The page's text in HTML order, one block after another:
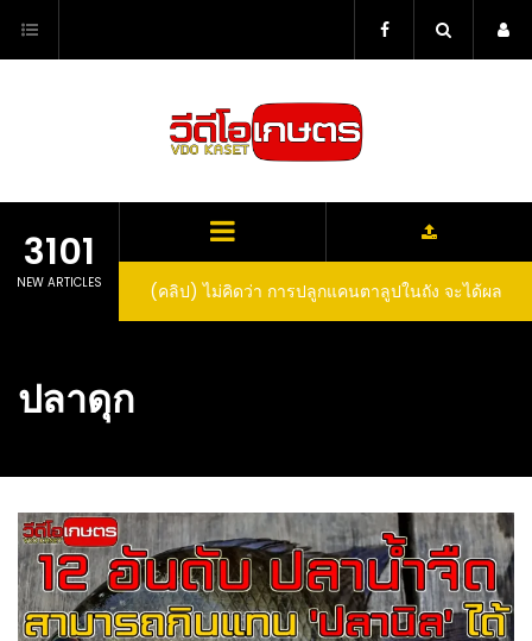
content
3101
NEW ARTICLES
ปในถัง จะได้ผล
expect that
fruit
(คลิป) วิธีทำไวน์สับปะรด Pineapple Wine
ปลาดุก